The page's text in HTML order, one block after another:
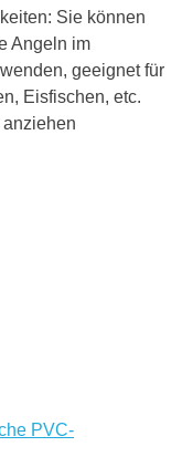
Sie können
Angeln im
geeignet für
Eisfischen, etc.
PVC-